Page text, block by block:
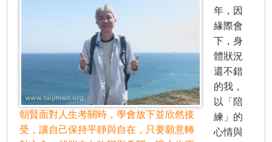
朝賢面對人生考關時，學會放下並欣然接
受，讓自己保持平靜與自在，只要願意轉
年，因
緣際會
下，身
體狀況
還不錯
的我，
以「陪
練」的
心情與